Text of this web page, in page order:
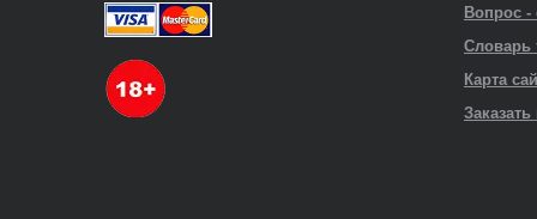
Вопрос -
Словарь
Карта